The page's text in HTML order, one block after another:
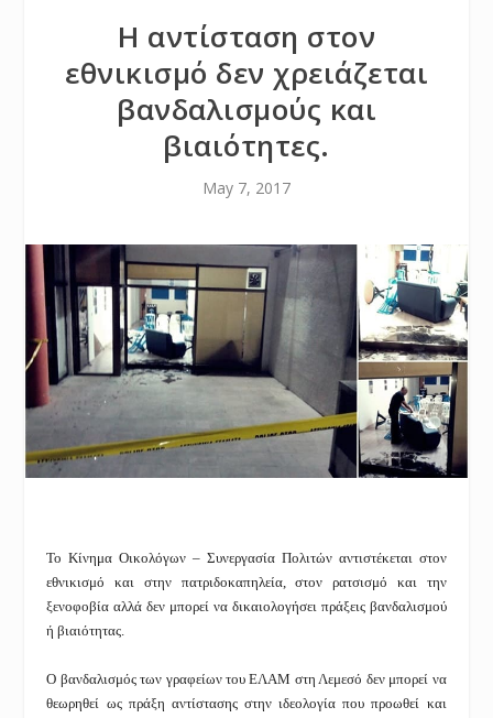
Η αντίσταση στον
εθνικισμό δεν χρειάζεται
βανδαλισμούς και
βιαιότητες.
May 7, 2017
Το Κίνημα Οικολόγων – Συνεργασία Πολιτών αντιστέκεται στον
εθνικισμό και στην πατριδοκαπηλεία, στον ρατσισμό και την
ξενοφοβία αλλά δεν μπορεί να δικαιολογήσει πράξεις βανδαλισμού
ή βιαιότητας.
Ο βανδαλισμός των γραφείων του ΕΛΑΜ στη Λεμεσό δεν μπορεί να
θεωρηθεί ως πράξη αντίστασης στην ιδεολογία που προωθεί και